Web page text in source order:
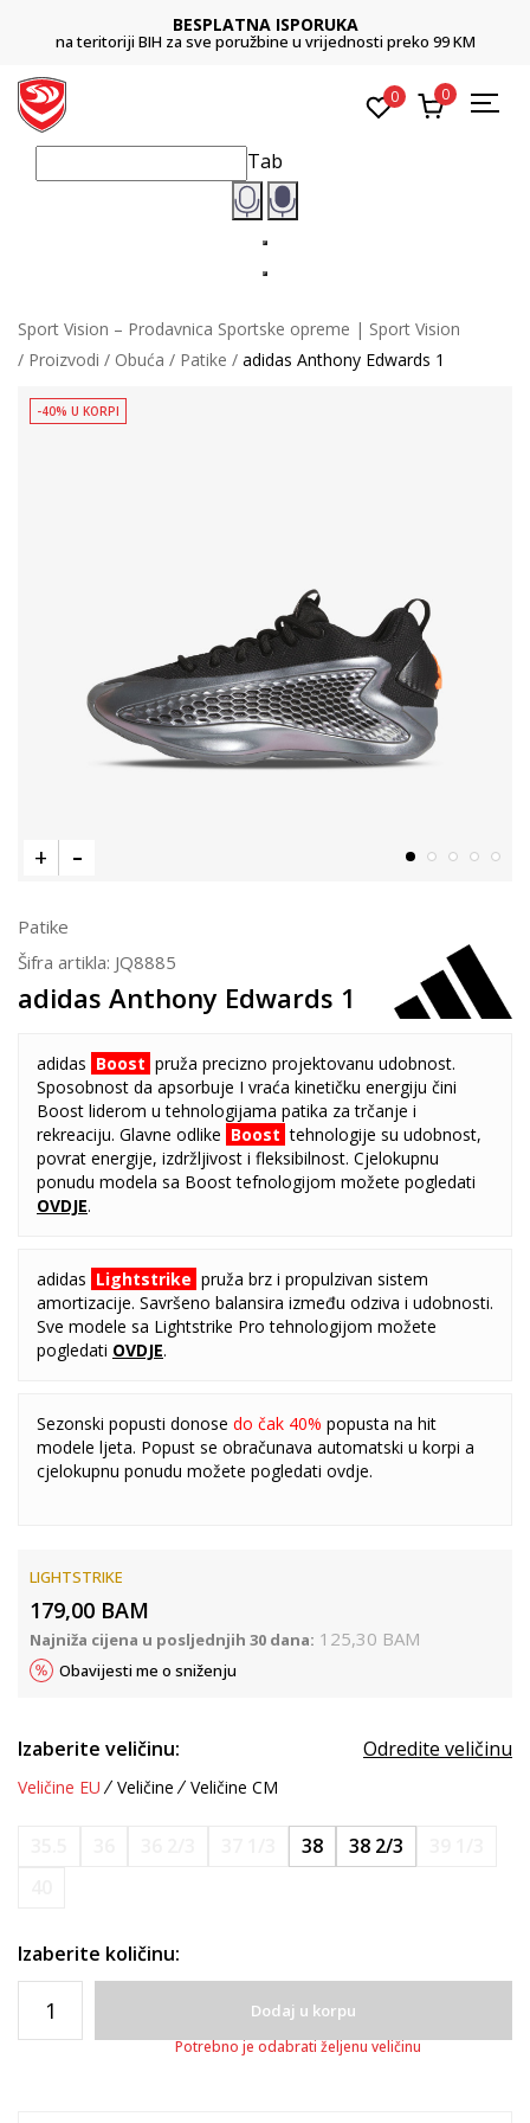
BESPLATNA ISPORUKA
na teritoriji BIH za sve poružbine u vrijednosti preko 99 KM
0 0
Tab
Sport Vision – Prodavnica Sportske opreme | Sport Vision
Proizvodi
Obuća Patike adidas Anthony Edwards 1
-40% U KORPI
Patike
Šifra artikla: JQ8885
adidas Anthony Edwards 1
adidas Boost pruža precizno projektovanu udobnost.
Sposobnost da apsorbuje I vraća kinetičku energiju čini
Boost liderom u tehnologijama patika za trčanje i
rekreaciju. Glavne odlike Boost tehnologije su udobnost,
povrat energije, izdržljivost i fleksibilnost. Cjelokupnu
ponudu modela sa Boost tefnologijom možete pogledati
OVDJE.
adidas Lightstrike pruža brz i propulzivan sistem
amortizacije. Savršeno balansira između odziva i udobnosti.
Sve modele sa Lightstrike Pro tehnologijom možete
pogledati OVDJE.
Sezonski popusti donose do čak 40% popusta na hit
modele ljeta. Popust se obračunava automatski u korpi a
cjelokupnu ponudu možete pogledati ovdje.
LIGHTSTRIKE
179,00 BAM
Najniža cijena u posljednjih 30 dana: 125,30 BAM
Obavijesti me o sniženju
Izaberite veličinu: Odredite veličinu
Veličine EU Veličine Veličine CM
38 38 2/3
Izaberite količinu:
Dodaj u korpu
Potrebno je odabrati željenu veličinu